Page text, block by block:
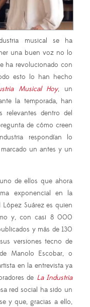
musical se ha
una buen voz no lo
ha revolucionado con
esto lo han hecho
Musical Hoy, un
la temporada, han
relevantes dentro del
de cómo creen
respondían lo
un antes y un
de ellos que ahora
exponencial en la
López Suárez es quien
y, con casi 8 000
y más de 130
versiones tecno de
de Manolo Escobar, o
en la entrevista ya
de La Industria
red social ha sido un
y que, gracias a ello,